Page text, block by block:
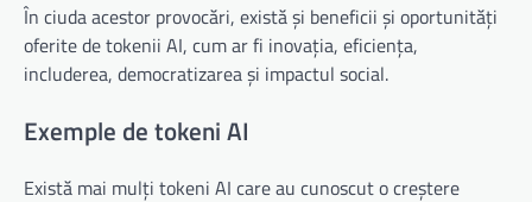
În ciuda acestor provocări, există și beneficii și oportunități
oferite de tokenii AI, cum ar fi inovația, eficiența,
includerea, democratizarea și impactul social.
Exemple de tokeni AI
Există mai mulți tokeni AI care au cunoscut o creștere